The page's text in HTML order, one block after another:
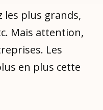
les plus grands,
Mais attention,
Les
en plus cette